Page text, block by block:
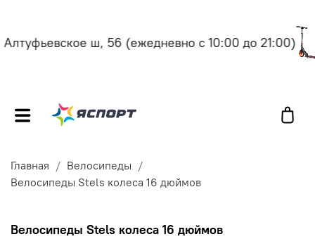
ш, 56(ежедневно с 10:00 до 21:00)
Главная
Велосипеды
Велосипеды Stels колеса 16 дюймов
Велосипеды Stels колеса 16 дюймов